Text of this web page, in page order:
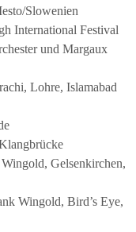
Slowenien
International Festival
und Margaux
Lohre, Islamabad
Gelsenkirchen,
Wingold, Bird’s Eye,